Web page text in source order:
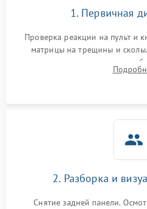
1. Первичная
Проверка реакции на пульт и
матрицы на трещины и
подсветки и индикаторов
источников сигнала для
2. Разборка и
Снятие задней панели.